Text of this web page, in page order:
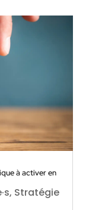
à activer en
, Stratégie